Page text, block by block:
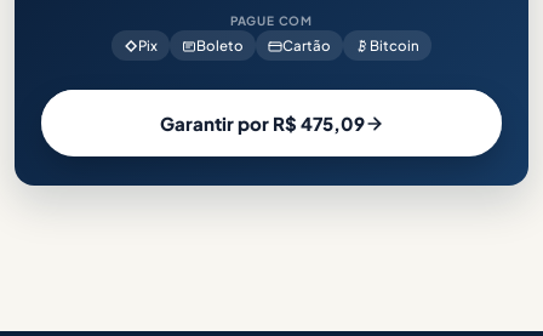
PAGUE COM
Pix Boleto Cartão Bitcoin
Garantir por R$ 475,09